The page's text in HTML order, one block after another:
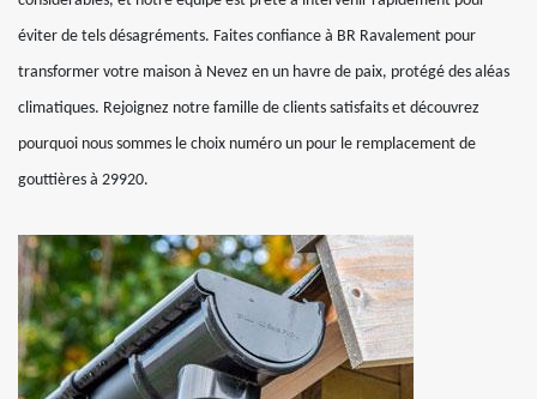
éviter de tels désagréments. Faites confiance à BR Ravalement pour
transformer votre maison à Nevez en un havre de paix, protégé des aléas
climatiques. Rejoignez notre famille de clients satisfaits et découvrez
pourquoi nous sommes le choix numéro un pour le remplacement de
gouttières à 29920.